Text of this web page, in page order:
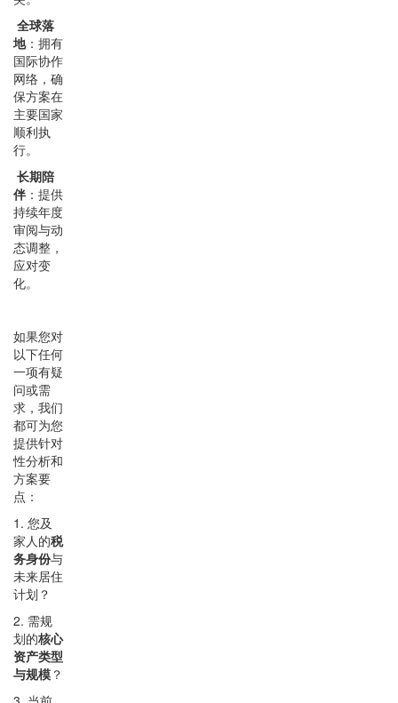
全球落
地：拥有
国际协作
网络，确
保方案在
主要国家
顺利执
行。
长期陪
伴 ：提供
持续年度
审阅与动
态调整，
应对变
化。
如果您对
以下任何
一项有疑
问或需
求，我们
都可为您
提供针对
性分析和
方案要
点：
1. 您及
家人的税
务身份与
未来居住
计划？
2. 需规
划的核心
资产类型
与规模 ？